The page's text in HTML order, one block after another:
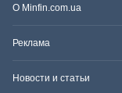
О Minfin.com.ua
Реклама
Новости и статьи